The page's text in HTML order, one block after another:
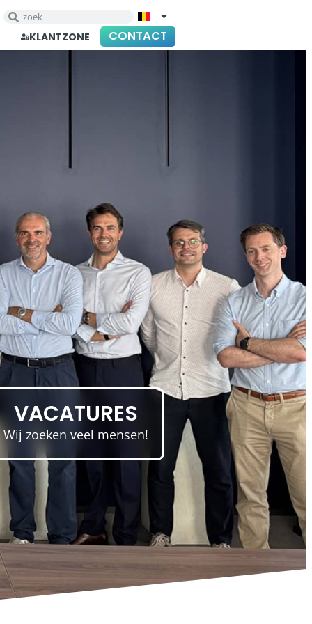
CONTACT
KLANTZONE
VACATURES
Wij zoeken veel mensen!